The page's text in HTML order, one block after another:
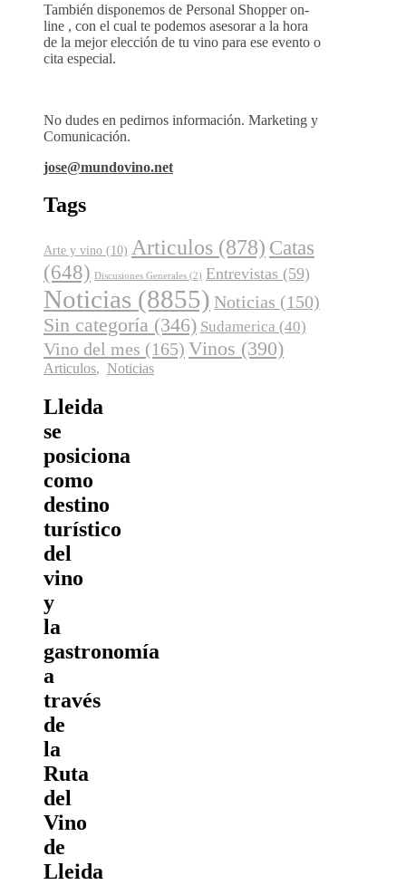
También disponemos de Personal Shopper on-
line , con el cual te podemos asesorar a la hora
de la mejor elección de tu vino para ese evento o
cita especial.
No dudes en pedirnos información. Marketing y
Comunicación.
jose@mundovino.net
Tags
Arte y vino (10) Articulos (878) Catas
(648) Discusiones Generales (2) Entrevistas (59)
Noticias (8855) Noticias (150)
Sin categoría (346) Sudamerica (40)
Vino del mes (165) Vinos (390)
Articulos, Noticias
Lleida
se
posiciona
como
destino
turístico
del
vino
y
la
gastronomía
a
través
de
la
Ruta
del
Vino
de
Lleida